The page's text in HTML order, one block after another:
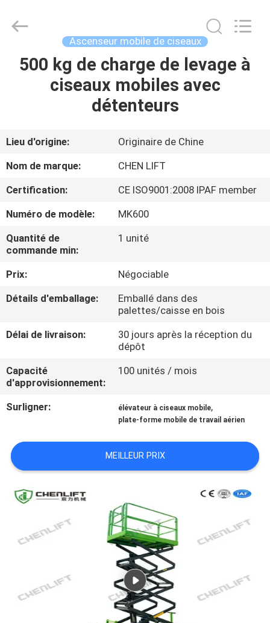
PRODUITS
À
DE
NOUS
VISITE
DE
CONTRÔLE
DE
LA
NOUS
NOUVELLES
UN DEVIS
MACHINERY
Reserved.
Ascenseur mobile de ciseaux
500 kg de charge de levage à
ciseaux mobiles avec
détenteurs
Lieu d'origine:
Originaire de Chine
Nom de marque:
CHEN LIFT
Certification:
CE ISO9001:2008 IPAF member
Numéro de modèle:
MK600
Quantité de
commande min:
1 unité
Prix:
Négociable
Détails d'emballage:
Emballé dans des
palettes/caisse en bois
Délai de livraison:
30 jours après la réception du
dépôt
Capacité
d'approvisionnement:
100 unités / mois
Surligner: élévateur à ciseaux mobile,
plate-forme mobile de travail aérien
MEILLEUR PRIX